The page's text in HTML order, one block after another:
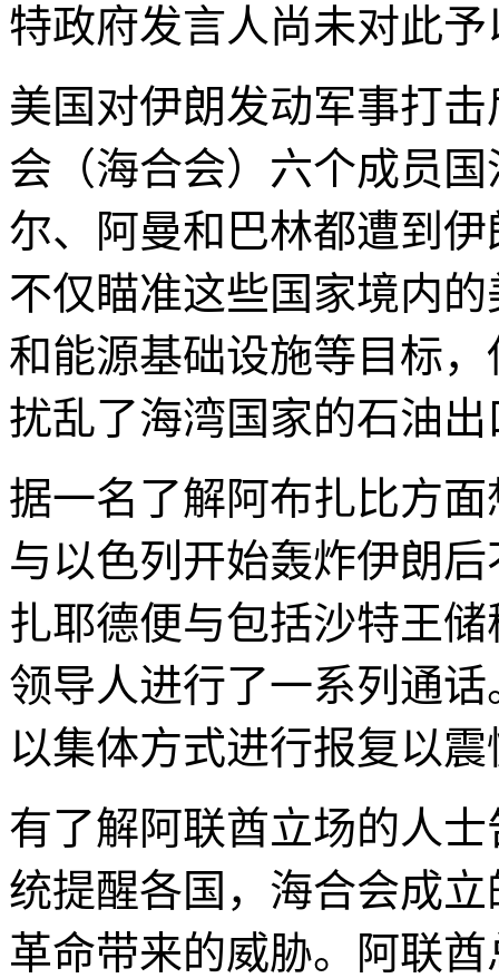
特政府发言人尚未对此
美国对伊朗发动军事打
会（海合会）六个成员
尔、阿曼和巴林都遭到
不仅瞄准这些国家境内
和能源基础设施等目标
扰乱了海湾国家的石油出
据一名了解阿布扎比方
与以色列开始轰炸伊朗
扎耶德便与包括沙特王
领导人进行了一系列通
以集体方式进行报复以
有了解阿联酋立场的人
统提醒各国，海合会成
革命带来的威胁。阿联